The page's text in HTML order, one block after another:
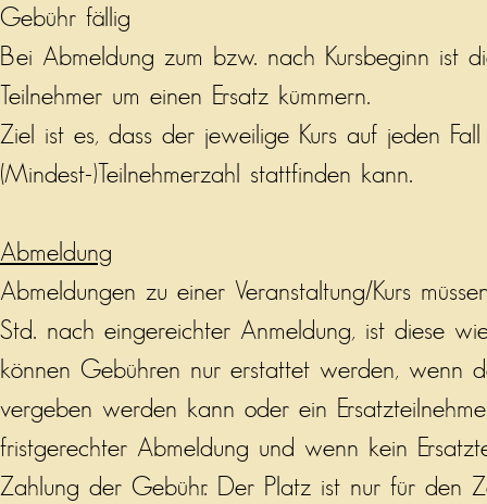
Gebühr fällig
Bei Abmeldung zum bzw. nach Kursbeginn ist
Teilnehmer um einen Ersatz kümmern.
Ziel ist es, dass der jeweilige Kurs auf jeden
(Mindest-)Teilnehmerzahl stattfinden kann.
Abmeldung
Abmeldungen zu einer Veranstaltung/Kurs
Std. nach eingereichter Anmeldung, ist diese
können Gebühren nur erstattet werden, wenn
vergeben werden kann oder ein
fristgerechter Abmeldung und wenn kein
Zahlung der Gebühr. Der Platz ist nur für den